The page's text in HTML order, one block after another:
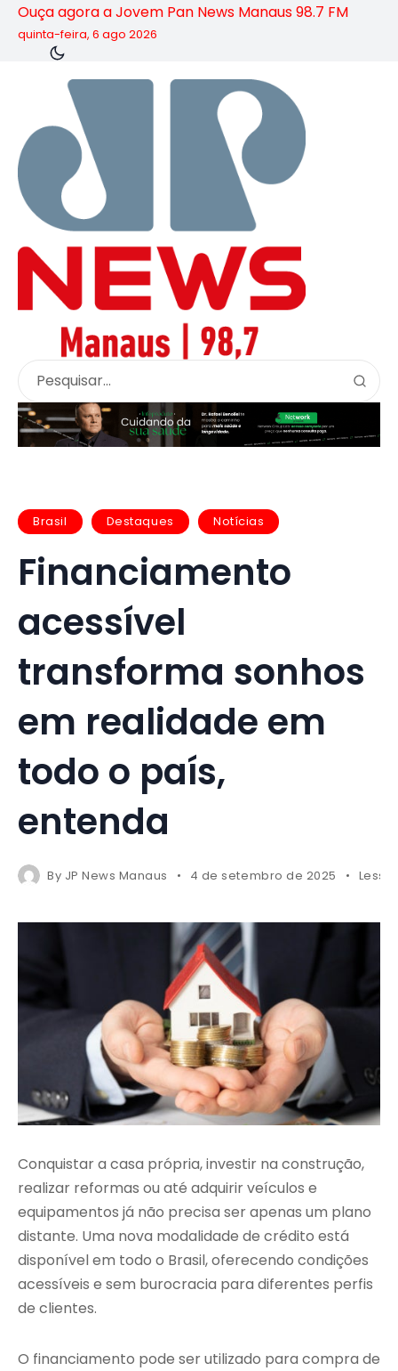
Ouça agora a Jovem Pan News Manaus 98.7 FM
quinta-feira, 6 ago 2026
Brasil Destaques Notícias
Financiamento
acessível
transforma sonhos
em realidade em
todo o país,
entenda
By JP News Manaus 4 de setembro de 2025 Less
Conquistar a casa própria, investir na construção,
realizar reformas ou até adquirir veículos e
equipamentos já não precisa ser apenas um plano
distante. Uma nova modalidade de crédito está
disponível em todo o Brasil, oferecendo condições
acessíveis e sem burocracia para diferentes perfis
de clientes.
O financiamento pode ser utilizado para compra de